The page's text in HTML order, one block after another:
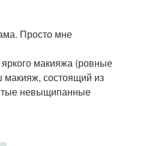
Просто мне
макияжа (ровные
макияж, состоящий из
невыщипанные